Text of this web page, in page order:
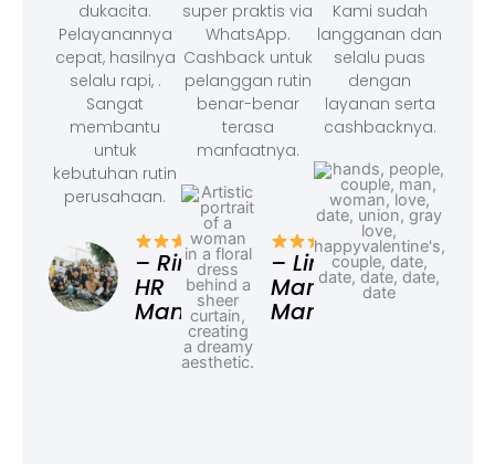
dukacita.
Pelayanannya
cepat, hasilnya
selalu rapi, .
Sangat
membantu
untuk
kebutuhan rutin
perusahaan.
– Rina,
HR
Manager
super praktis via
WhatsApp.
Cashback untuk
pelanggan rutin
benar-benar
terasa
manfaatnya.
– Linda,
Marketing
Manager
Kami sudah
langganan dan
selalu puas
dengan
layanan serta
cashbacknya.